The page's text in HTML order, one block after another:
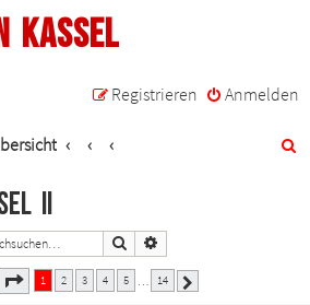
Kassel
Anmelden
Registrieren
II
Suche
Seite von 14
1 2 3 4 5 14